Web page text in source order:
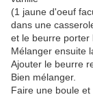
(1 jaune d'oeuf
dans une
et le beurre porter
Mélanger ensuite
Ajouter le beurre
Bien mélanger.
Faire une boule